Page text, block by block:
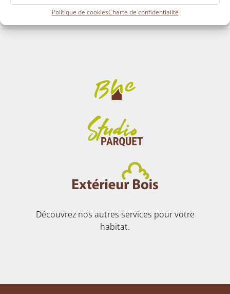
Politique de cookiesCharte de confidentialité
Découvrez nos autres services pour votre
habitat.